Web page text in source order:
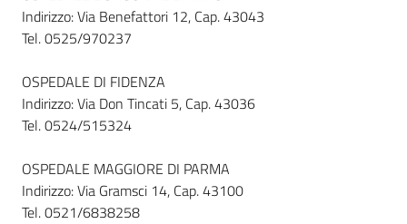
Newsletter
Indirizzo: Via Benefattori 12, Cap. 43043
Tel. 0525/970237
OSPEDALE DI FIDENZA
Indirizzo: Via Don Tincati 5, Cap. 43036
Tel. 0524/515324
OSPEDALE MAGGIORE DI PARMA
Indirizzo: Via Gramsci 14, Cap. 43100
Tel. 0521/6838258